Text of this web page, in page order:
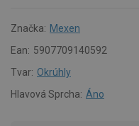
Značka: Mexen
Ean: 5907709140592
Tvar: Okrúhly
Hlavová Sprcha: Áno